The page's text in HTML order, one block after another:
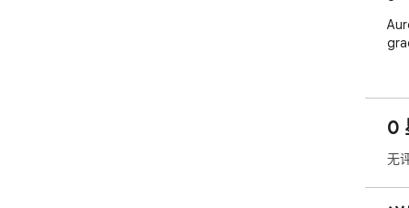
0
无